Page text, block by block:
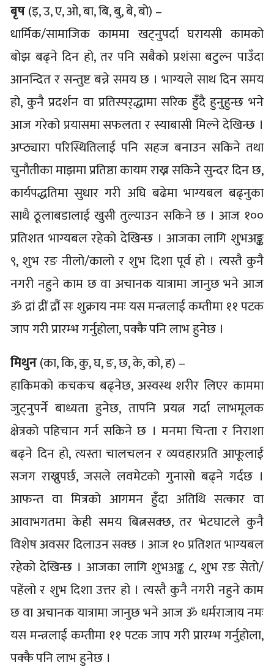
बृष(इ, उ, ए, ओ, बा, बि, बु, बे, बो) –
धार्मिक/सामाजिक काममा खट्नुपर्दा घरायसी कामको
बोझ बढ्ने दिन हो, तर पनि सबैको प्रशंसा बटुल्न पाउँदा
आनन्दित र सन्तुष्ट बन्ने समय छ । भाग्यले साथ दिन समय
हो, कुनै प्रदर्शन वा प्रतिस्पर्‌द्धामा सरिक हुँदै हुनुहुन्छ भने
आज गरेको प्रयासमा सफलता र स्याबासी मिल्ने देखिन्छ ।
अप्ठ्यारा परिस्थितिलाई पनि सहज बनाउन सकिने तथा
चुनौतीका माझमा प्रतिष्ठा कायम राख्न सकिने सुन्दर दिन छ,
कार्यपद्धतिमा सुधार गरी अघि बढेमा भाग्यबल बढ्नुका
साथै ठूलाबडालाई खुसी तुल्याउन सकिने छ । आज १००
प्रतिशत भाग्यबल रहेको देखिन्छ । आजका लागि शुभअङ्क
९, शुभ रङ नीलो/कालो र शुभ दिशा पूर्व हो । त्यस्तै कुनै
नगरी नहुने काम छ वा अचानक यात्रामा जानुछ भने आज
ॐ द्रां द्रीं द्रौं सः शुक्राय नमः यस मन्त्रलाई कम्तीमा ११ पटक
जाप गरी प्रारम्भ गर्नुहोला, पक्कै पनि लाभ हुनेछ ।
मिथुन(का, कि, कु, घ, ङ, छ, के, को, ह) –
हाकिमको कचकच बढ्नेछ, अस्वस्थ शरीर लिएर काममा
जुट्नुपर्ने बाध्यता हुनेछ, तापनि प्रयत्न गर्दा लाभमूलक
क्षेत्रको पहिचान गर्न सकिने छ । मनमा चिन्ता र निराशा
बढ्ने दिन हो, त्यस्ता चालचलन र व्यवहारप्रति आफूलाई
सजग राख्नुपर्छ, जसले लवमेटको गुनासो बढ्ने गर्दछ ।
आफन्त वा मित्रको आगमन हुँदा अतिथि सत्कार वा
आवाभगतमा केही समय बित्नसक्छ, तर भेटघाटले कुनै
विशेष अवसर दिलाउन सक्छ । आज १० प्रतिशत भाग्यबल
रहेको देखिन्छ । आजका लागि शुभअङ्क ८, शुभ रङ सेतो/
पहेंलो र शुभ दिशा उत्तर हो । त्यस्तै कुनै नगरी नहुने काम
छ वा अचानक यात्रामा जानुछ भने आज ॐ धर्मराजाय नमः
यस मन्त्रलाई कम्तीमा ११ पटक जाप गरी प्रारम्भ गर्नुहोला,
पक्कै पनि लाभ हुनेछ ।